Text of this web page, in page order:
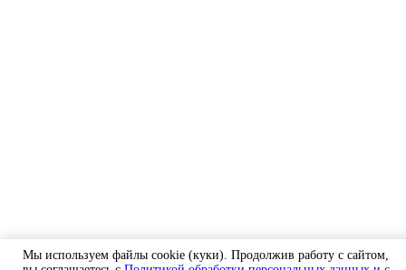
Мы используем файлы cookie (куки). Продолжив работу с сайтом,